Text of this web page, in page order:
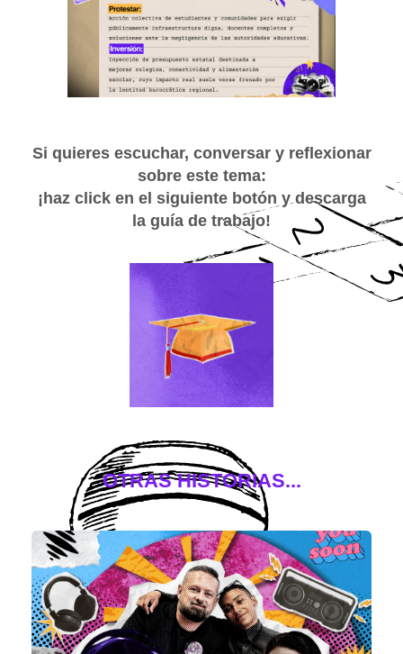
Si quieres escuchar, conversar y reflexionar
sobre este tema:
¡haz click en el siguiente botón y descarga
la guía de trabajo!
OTRAS HISTORIAS...